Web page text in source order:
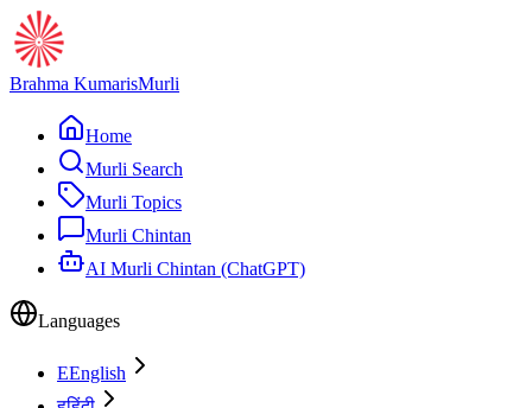
Brahma KumarisMurli
Home
Murli Search
Murli Topics
Murli Chintan
AI Murli Chintan (ChatGPT)
Languages
EEnglish